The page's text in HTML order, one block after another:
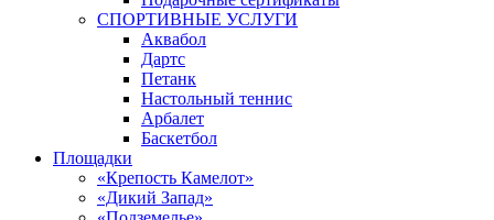
СПОРТИВНЫЕ УСЛУГИ
Аквабол
Дартс
Петанк
Настольный теннис
Арбалет
Баскетбол
Площадки
«Крепость Камелот»
«Дикий Запад»